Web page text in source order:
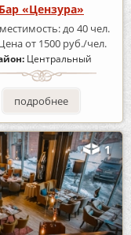
Бар «Цензура»
до 40 чел.
от 1500 руб./чел.
Центральный
подробнее
1